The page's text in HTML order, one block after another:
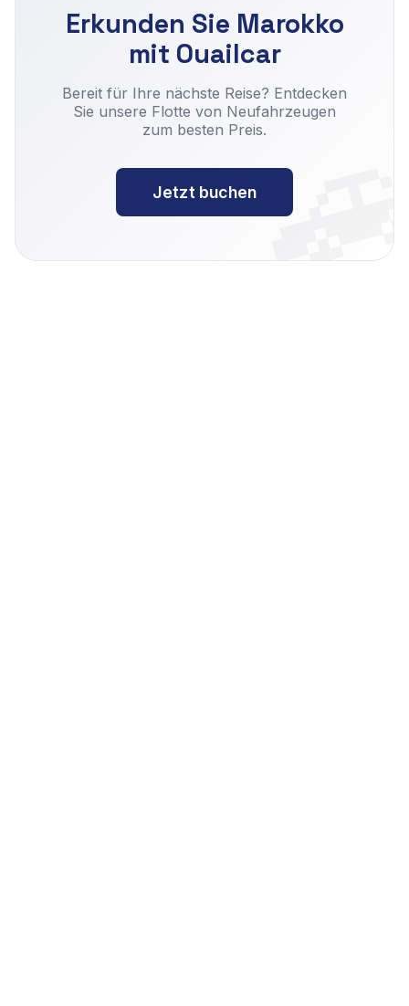
Erkunden Sie Marokko
mit Ouailcar
Bereit für Ihre nächste Reise? Entdecken
Sie unsere Flotte von Neufahrzeugen
zum besten Preis.
Jetzt buchen